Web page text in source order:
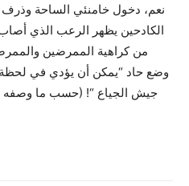
نعم، دخول خامنئي الساحة
الكادحين يظهر الرعب الذي
من كراهية الممرضين
وضع حاد “يمكن أن يؤدي في لحظة
جيش الجياع “! (حسب ما وصفه